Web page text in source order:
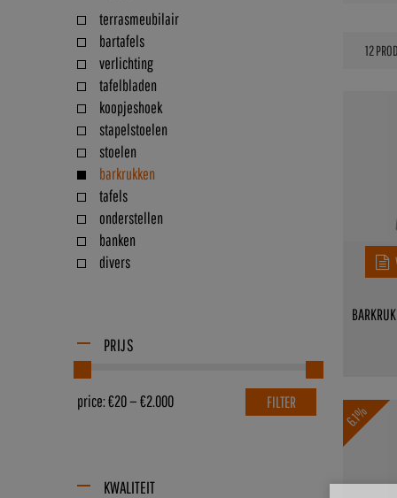
terrasmeubilair
bartafels
verlichting
tafelbladen
koopjeshoek
stapelstoelen
stoelen
barkrukken
tafels
onderstellen
banken
divers
PRIJS
FILTER
price:€20—€2.000
KWALITEIT
6.1%